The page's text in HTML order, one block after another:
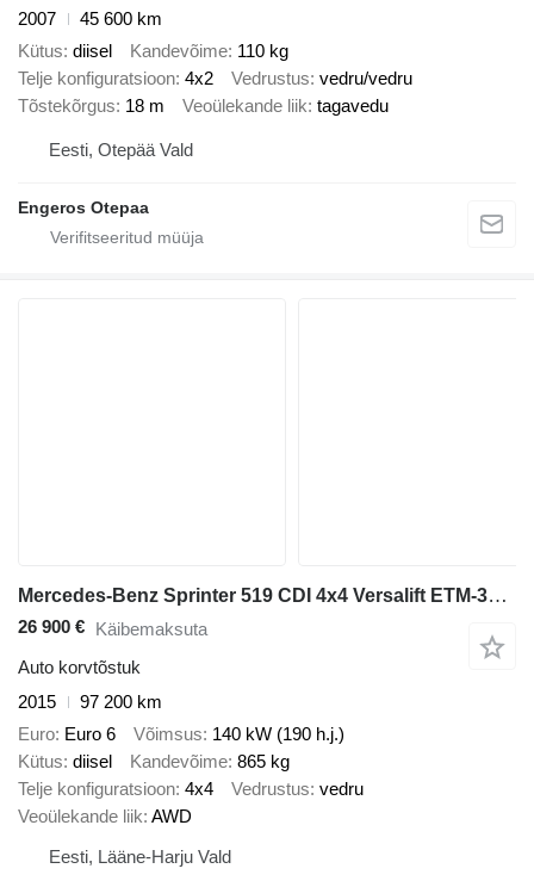
2007
45 600 km
Kütus diisel Kandevõime 110 kg
Telje konfiguratsioon 4x2 Vedrustus vedru/vedru
Tõstekõrgus 18 m Veoülekande liik tagavedu
Eesti, Otepää Vald
Engeros Otepaa
Mercedes-Benz Sprinter 519 CDI 4x4 Versalift ETM-38-145-F
26 900 € Käibemaksuta
Auto korvtõstuk
2015
97 200 km
Euro Euro 6 Võimsus 140 kW (190 h.j.)
Kütus diisel Kandevõime 865 kg
Telje konfiguratsioon 4x4 Vedrustus vedru
Veoülekande liik AWD
Eesti, Lääne-Harju Vald